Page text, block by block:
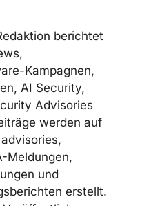
EDITORIAL
berichtet
Kampagnen,
AI Security,
Advisories